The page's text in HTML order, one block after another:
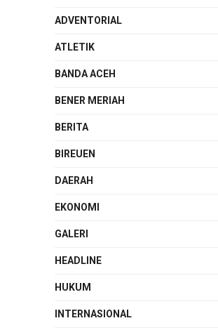
ADVENTORIAL
ATLETIK
BANDA ACEH
BENER MERIAH
BERITA
BIREUEN
DAERAH
EKONOMI
GALERI
HEADLINE
HUKUM
INTERNASIONAL